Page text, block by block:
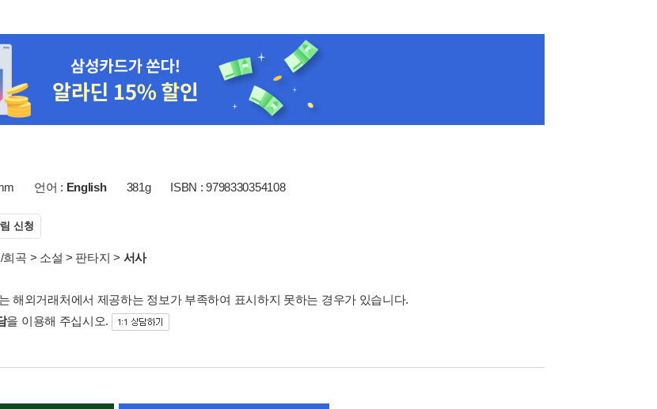
언어 : English 381g ISBN : 9798330354108
신청
희곡 > 소설 > 판타지 > 서사
해외거래처에서 제공하는 정보가 부족하여 표시하지 못하는 경우가 있습니다.
을 이용해 주십시오.